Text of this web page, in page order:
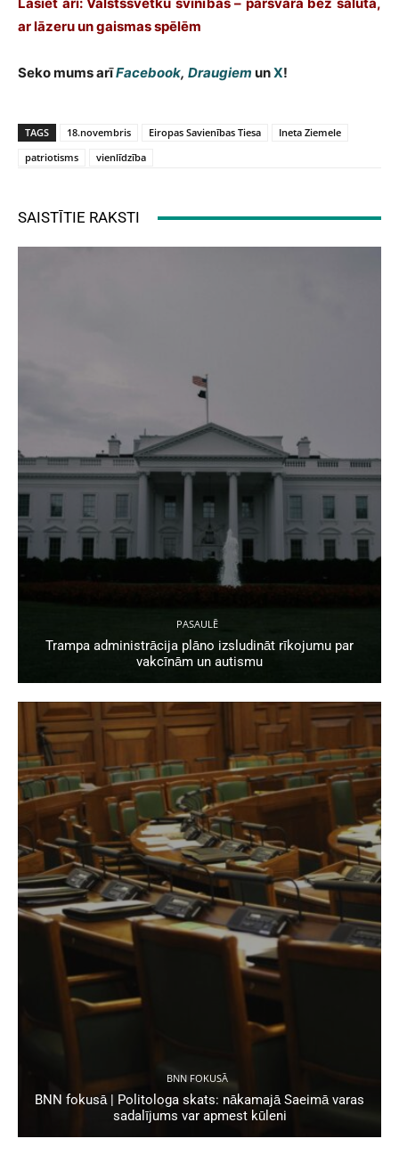
ar lāzeru un gaismas spēlēm
Seko mums arīFacebook, Draugiem unX!
TAGS 18.novembris Eiropas Savienības Tiesa
Ineta Ziemele
patriotisms
vienlīdzība
SAISTĪTIE RAKSTI
PASAULĒ
Trampa administrācija plāno izsludināt rīkojumu par
vakcīnām un autismu
BNN FOKUSĀ
BNN fokusā | Politologa skats: nākamajā Saeimā varas
sadalījums var apmest kūleni